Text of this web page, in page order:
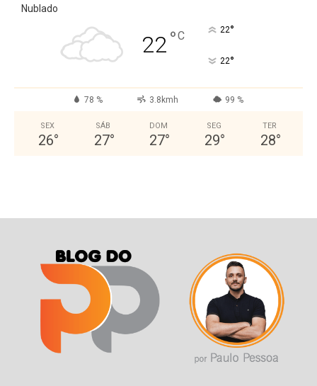
Nublado
22°C 22°
22°
78 % 3.8kmh 99 %
SEX
26°
SÁB
27°
DOM
27°
SEG
29°
TER
28°